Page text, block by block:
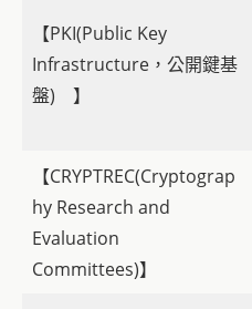
【PKI(Public Key
Infrastructure，公開鍵基
盤) 】
【CRYPTREC(Cryptograp
hy Research and
Evaluation
Committees)】